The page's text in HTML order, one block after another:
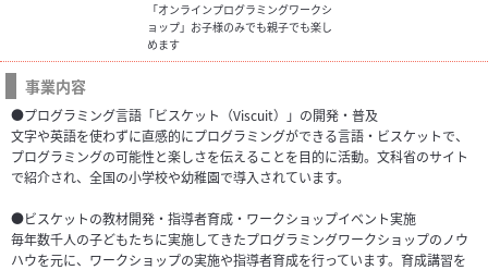
「オンラインプログラミングワークシ
ョップ」お子様のみでも親子でも楽し
めます
事業内容
●プログラミング言語「ビスケット（Viscuit）」の開発・普及
文字や英語を使わずに直感的にプログラミングができる言語・ビスケットで、
プログラミングの可能性と楽しさを伝えることを目的に活動。文科省のサイト
で紹介され、全国の小学校や幼稚園で導入されています。
●ビスケットの教材開発・指導者育成・ワークショップイベント実施
毎年数千人の子どもたちに実施してきたプログラミングワークショップのノウ
ハウを元に、ワークショップの実施や指導者育成を行っています。育成講習を